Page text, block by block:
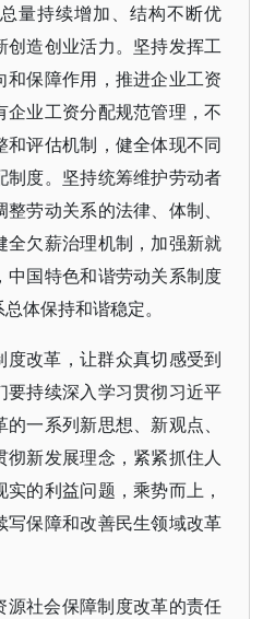
量持续增加、结构不断优
造创业活力。坚持发挥工
和保障作用，推进企业工资
业工资分配规范管理，不
评估机制，健全体现不同
度。坚持统筹维护劳动者
劳动关系的法律、体制、
欠薪治理机制，加强新就
中国特色和谐劳动关系制度
体保持和谐稳定。
度改革，让群众真切感受到
持续深入学习贯彻习近平
一系列新思想、新观点、
新发展理念，紧紧抓住人
的利益问题，乘势而上，
保障和改善民生领域改革
源社会保障制度改革的责任